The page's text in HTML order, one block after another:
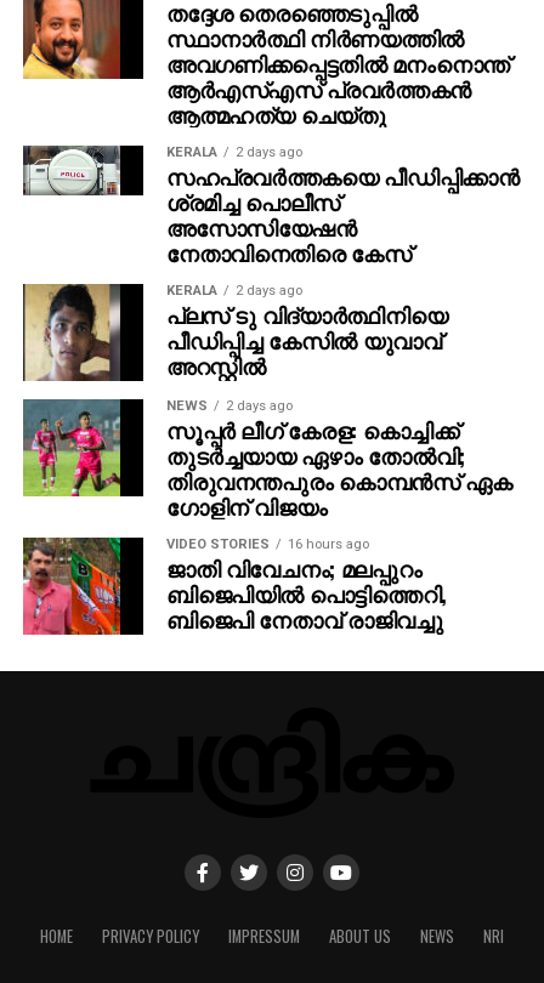
തദ്ദേശ തെരഞ്ഞെടുപ്പില്‍
സ്ഥാനാര്‍ത്ഥി നിര്‍ണയത്തില്‍
അവഗണിക്കപ്പെട്ടതില്‍ മനംനൊന്ത്
ആര്‍എസ്എസ് പ്രവര്‍ത്തകന്‍
ആത്മഹത്യ ചെയ്തു
KERALA 2 days ago
സഹപ്രവര്‍ത്തകയെ പീഡിപ്പിക്കാന്‍
ശ്രമിച്ച പൊലീസ്
അസോസിയേഷന്‍
നേതാവിനെതിരെ കേസ്
KERALA 2 days ago
പ്ലസ് ടു വിദ്യാര്‍ത്ഥിനിയെ
പീഡിപ്പിച്ച കേസില്‍ യുവാവ്
അറസ്റ്റില്‍
NEWS 2 days ago
സൂപ്പര്‍ ലീഗ് കേരള: കൊച്ചിക്ക്
തുടര്‍ച്ചയായ ഏഴാം തോല്‍വി;
തിരുവനന്തപുരം കൊമ്പന്‍സ് ഏക
ഗോളിന് വിജയം
VIDEO STORIES 16 hours ago
ജാതി വിവേചനം; മലപ്പുറം
ബിജെപിയില്‍ പൊട്ടിത്തെറി,
ബിജെപി നേതാവ് രാജിവച്ചു
HOME PRIVACY POLICY IMPRESSUM ABOUT US NEWS NRI